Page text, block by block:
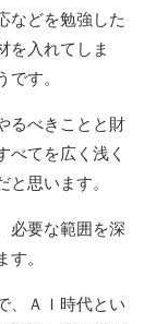
などを勉強した
を入れてしま
す。
るべきことと財
べてを広く浅く
思います。
必要な範囲を深
。
、ＡＩ時代とい